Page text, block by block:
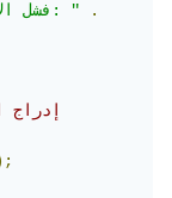
"فشل الاتصال بقاعدة البيانات: "
.
//